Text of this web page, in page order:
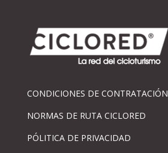
CONDICIONES DE CONTRATACIÓN
NORMAS DE RUTA CICLORED
PÓLITICA DE PRIVACIDAD